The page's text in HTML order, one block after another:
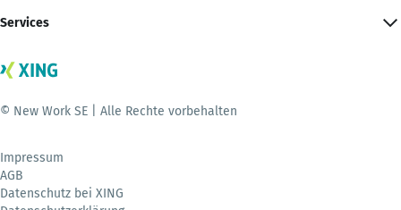
Services
© New Work SE | Alle Rechte vorbehalten
Impressum
AGB
Datenschutz bei XING